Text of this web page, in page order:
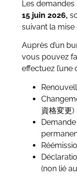
Les
15 juin 2026,
suivant la mise
Auprès d’un
vous pouvez
effectuez
資格変更)
(non lié